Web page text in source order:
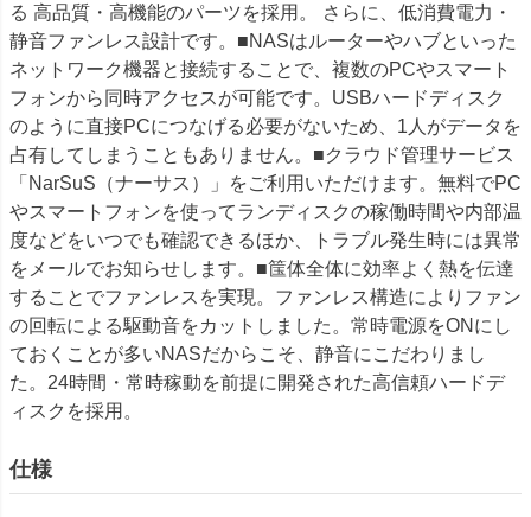
る 高品質・高機能のパーツを採用。 さらに、低消費電力・
静音ファンレス設計です。■NASはルーターやハブといった
ネットワーク機器と接続することで、複数のPCやスマート
フォンから同時アクセスが可能です。USBハードディスク
のように直接PCにつなげる必要がないため、1人がデータを
占有してしまうこともありません。■クラウド管理サービス
「NarSuS（ナーサス）」をご利用いただけます。無料でPC
やスマートフォンを使ってランディスクの稼働時間や内部温
度などをいつでも確認できるほか、トラブル発生時には異常
をメールでお知らせします。■筺体全体に効率よく熱を伝達
することでファンレスを実現。ファンレス構造によりファン
の回転による駆動音をカットしました。常時電源をONにし
ておくことが多いNASだからこそ、静音にこだわりまし
た。24時間・常時稼動を前提に開発された高信頼ハードデ
ィスクを採用。
仕様